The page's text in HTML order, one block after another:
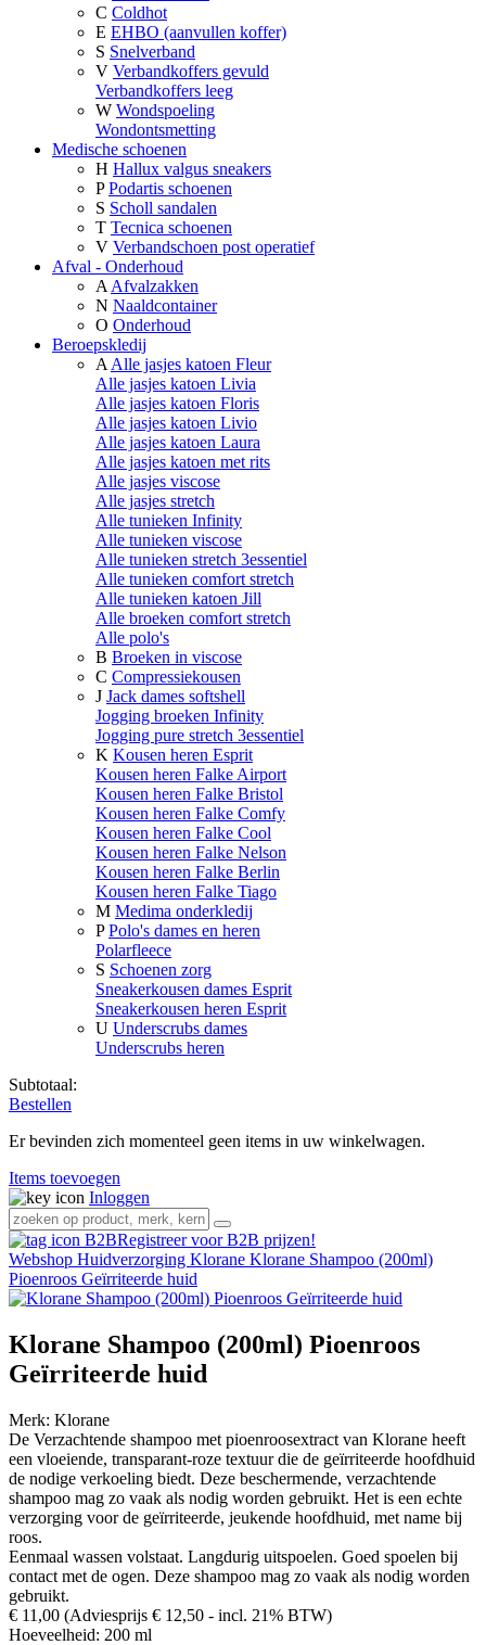
C Coldhot
E EHBO (aanvullen koffer)
S Snelverband
V Verbandkoffers gevuld
Verbandkoffers leeg
W Wondspoeling
Wondontsmetting
Medische schoenen
H Hallux valgus sneakers
P Podartis schoenen
S Scholl sandalen
T Tecnica schoenen
V Verbandschoen post operatief
Afval - Onderhoud
A Afvalzakken
N Naaldcontainer
O Onderhoud
Beroepskledij
A Alle jasjes katoen Fleur
Alle jasjes katoen Livia
Alle jasjes katoen Floris
Alle jasjes katoen Livio
Alle jasjes katoen Laura
Alle jasjes katoen met rits
Alle jasjes viscose
Alle jasjes stretch
Alle tunieken Infinity
Alle tunieken viscose
Alle tunieken stretch 3essentiel
Alle tunieken comfort stretch
Alle tunieken katoen Jill
Alle broeken comfort stretch
Alle polo's
B Broeken in viscose
C Compressiekousen
J Jack dames softshell
Jogging broeken Infinity
Jogging pure stretch 3essentiel
K Kousen heren Esprit
Kousen heren Falke Airport
Kousen heren Falke Bristol
Kousen heren Falke Comfy
Kousen heren Falke Cool
Kousen heren Falke Nelson
Kousen heren Falke Berlin
Kousen heren Falke Tiago
M Medima onderkledij
P Polo's dames en heren
Polarfleece
S Schoenen zorg
Sneakerkousen dames Esprit
Sneakerkousen heren Esprit
U Underscrubs dames
Underscrubs heren
Subtotaal:
Bestellen
Er bevinden zich momenteel geen items in uw winkelwagen.
Items toevoegen
Inloggen
Registreer voor B2B prijzen!
Webshop Huidverzorging Klorane Klorane Shampoo (200ml)
Pioenroos Geïrriteerde huid
Klorane Shampoo (200ml) Pioenroos
Geïrriteerde huid
Merk: Klorane
De Verzachtende shampoo met pioenroosextract van Klorane heeft
een vloeiende, transparant-roze textuur die de geïrriteerde hoofdhuid
de nodige verkoeling biedt. Deze beschermende, verzachtende
shampoo mag zo vaak als nodig worden gebruikt. Het is een echte
verzorging voor de geïrriteerde, jeukende hoofdhuid, met name bij
roos.
Eenmaal wassen volstaat. Langdurig uitspoelen. Goed spoelen bij
contact met de ogen. Deze shampoo mag zo vaak als nodig worden
gebruikt.
€ 11,00 (Adviesprijs € 12,50 - incl. 21% BTW)
Hoeveelheid: 200 ml